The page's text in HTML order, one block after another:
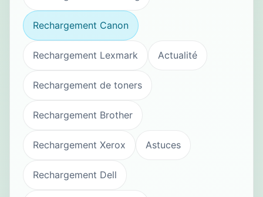
Rechargement Canon
Rechargement Lexmark Actualité
Rechargement de toners
Rechargement Brother
Rechargement Xerox Astuces
Rechargement Dell